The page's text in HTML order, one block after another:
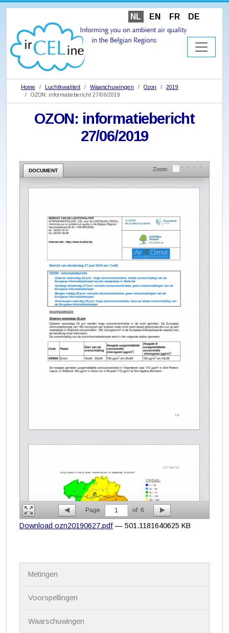
NL EN FR DE
Home Luchtkwaliteit Waarschuwingen Ozon
2019
OZON: informatiebericht 27/06/2019
OZON: informatiebericht
27/06/2019
DOCUMENT Zoom
Page 1 of 6
Download ozn20190627.pdf — 501.1181640625 KB
Metingen
Voorspellingen
Waarschuwingen